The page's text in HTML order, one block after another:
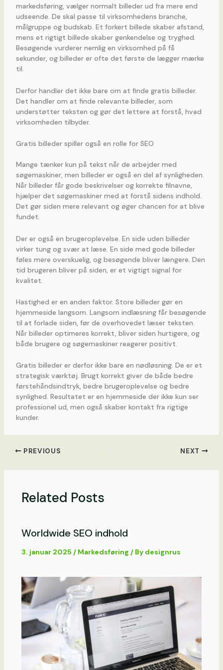
markedsføring, vælger normalt billeder ud fra mere end
udseende. De skal passe til virksomhedens branche,
målgruppe og budskab. Et forkert billede skaber afstand,
mens et rigtigt billede skaber genkendelse og tryghed.
Besøgende vurderer nemlig en virksomhed på få
sekunder, og billeder er ofte det første de lægger mærke
til.
Derfor handler det ikke bare om at finde gratis billeder.
Det handler om at finde relevante billeder, som
understøtter teksten og gør det lettere at forstå, hvad
virksomheden tilbyder.
Gratis billeder spiller også en rolle for SEO
Mange tænker kun på tekst når de arbejder med
søgemaskiner, men billeder er også en del af synligheden.
Når billeder får gode beskrivelser og korrekte filnavne,
hjælper det søgemaskiner med at forstå sidens indhold.
Det gør siden mere relevant og øger chancen for at blive
fundet.
Der er også en brugeroplevelse. En side uden billeder
virker tung og svær at læse. En side med gode billeder
føles mere overskuelig, og besøgende bliver længere. Den
tid brugeren bliver på siden, er et vigtigt signal for
kvalitet.
Hastighed er en anden faktor. Store billeder gør en
hjemmeside langsom. Langsom indlæsning får besøgende
til at forlade siden, før de overhovedet læser teksten.
Når billeder optimeres korrekt, bliver siden hurtigere, og
både brugere og søgemaskiner reagerer positivt.
Gratis billeder er derfor ikke bare en nødløsning. De er et
strategisk værktøj. Brugt korrekt giver de både bedre
førstehåndsindtryk, bedre brugeroplevelse og bedre
synlighed. Resultatet er en hjemmeside der ikke kun ser
professionel ud, men også skaber kontakt fra rigtige
kunder.
PREVIOUS NEXT
Related Posts
Worldwide SEO indhold
3. januar 2025 / Markedsføring / By designrus